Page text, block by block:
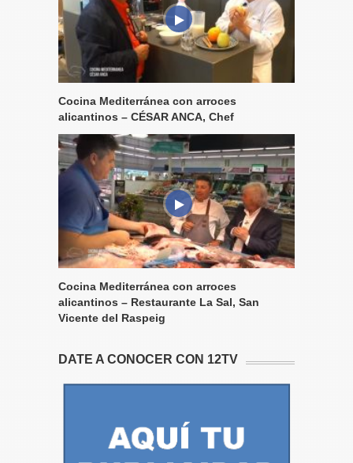
Cocina Mediterránea con arroces
alicantinos – CÉSAR ANCA, Chef
Cocina Mediterránea con arroces
alicantinos – Restaurante La Sal, San
Vicente del Raspeig
DATE A CONOCER CON 12TV